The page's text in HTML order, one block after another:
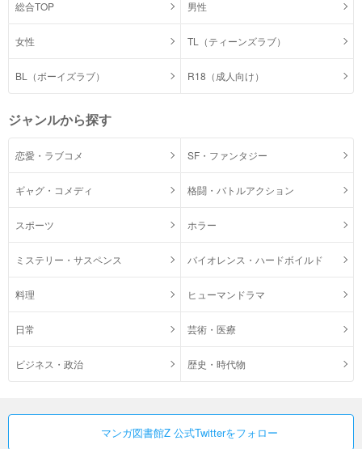
総合TOP 男性
女性 TL（ティーンズラブ）
BL（ボーイズラブ） R18（成人向け）
ジャンルから探す
恋愛・ラブコメ SF・ファンタジー
ギャグ・コメディ 格闘・バトルアクション
スポーツ ホラー
ミステリー・サスペンス バイオレンス・ハードボイルド
料理 ヒューマンドラマ
日常 芸術・医療
ビジネス・政治 歴史・時代物
マンガ図書館Z 公式Twitterをフォロー